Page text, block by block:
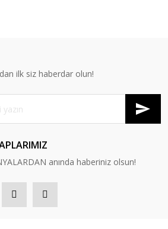
ilk siz haberdar olun!
anında haberiniz olsun!